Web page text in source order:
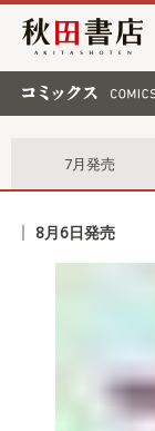
秋田書店
7月発売
8月6日発売